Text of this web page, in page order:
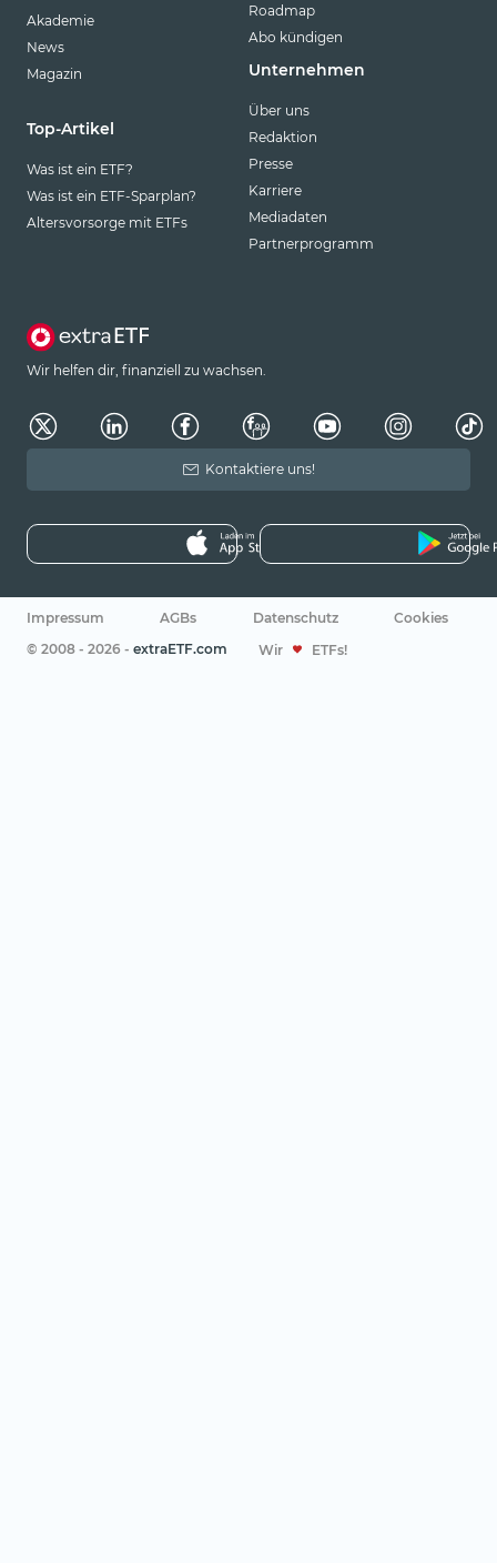
Akademie
News
Magazin
Top-Artikel
Was ist ein ETF?
Was ist ein ETF-Sparplan?
Altersvorsorge mit ETFs
Roadmap
Abo kündigen
Unternehmen
Über uns
Redaktion
Presse
Karriere
Mediadaten
Partnerprogramm
Wir helfen dir, finanziell zu wachsen.
Kontaktiere uns!
Impressum AGBs Datenschutz
Cookies
© 2008 - 2026 - extraETF.com Wir ETFs!